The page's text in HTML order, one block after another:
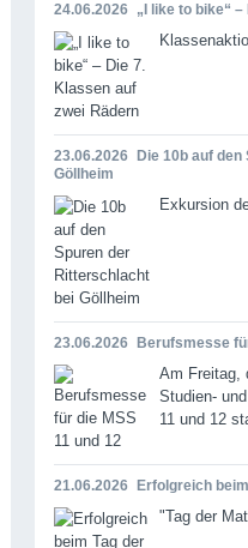
24.06.2026 „I like to bike“
23.06.2026
Die 10b auf
Göllheim
Exkursion
23.06.2026 Berufsmesse
Am Freitag,
Studien-
11 und 12
21.06.2026 Erfolgreich
"Tag der